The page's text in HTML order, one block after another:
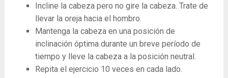
Incline la cabeza pero no gire la cabeza. Trate de
llevar la oreja hacia el hombro.
Mantenga la cabeza en una posición de
inclinación óptima durante un breve período de
tiempo y lleve la cabeza a la posición neutral.
Repita el ejercicio 10 veces en cada lado.